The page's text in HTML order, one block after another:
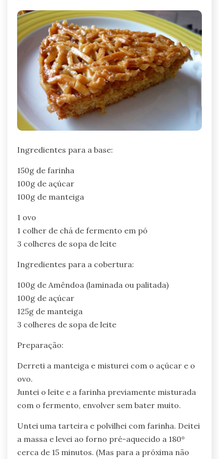
Ingredientes para a base:
150g de farinha
100g de açúcar
100g de manteiga
1 ovo
1 colher de chá de fermento em pó
3 colheres de sopa de leite
Ingredientes para a cobertura:
100g de Amêndoa (laminada ou palitada)
100g de açúcar
125g de manteiga
3 colheres de sopa de leite
Preparação:
Derreti a manteiga e misturei com o açúcar e o
ovo.
Juntei o leite e a farinha previamente misturada
com o fermento, envolver sem bater muito.
Untei uma tarteira e polvilhei com farinha. Deitei
a massa e levei ao forno pré-aquecido a 180º
cerca de 15 minutos. (Mas para a próxima não